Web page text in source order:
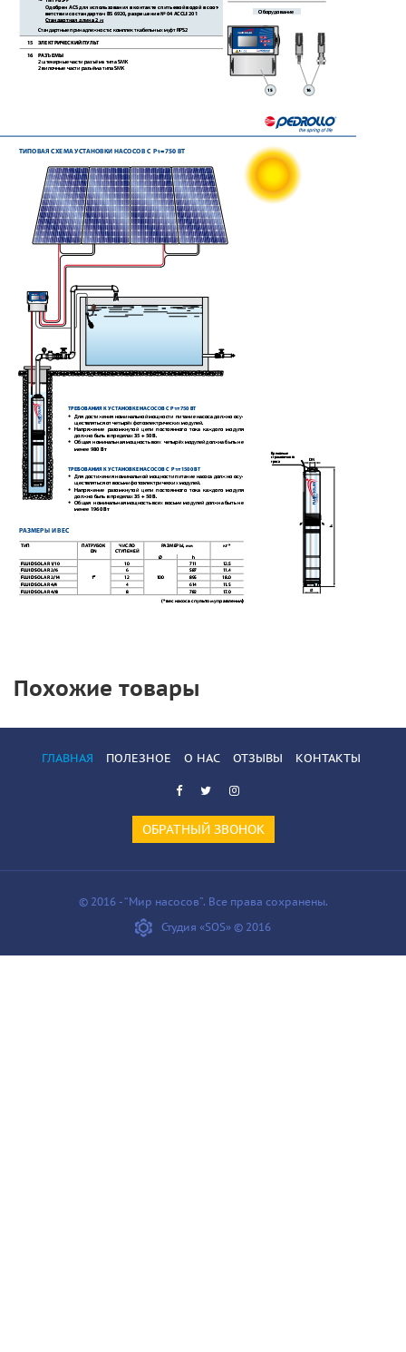
Похожие товары
ГЛАВНАЯ ПОЛЕЗНОЕ О НАС ОТЗЫВЫ КОНТАКТЫ
ОБРАТНЫЙ ЗВОНОК
© 2016 - “Мир насосов”. Все права сохранены.
Студия «SOS» © 2016